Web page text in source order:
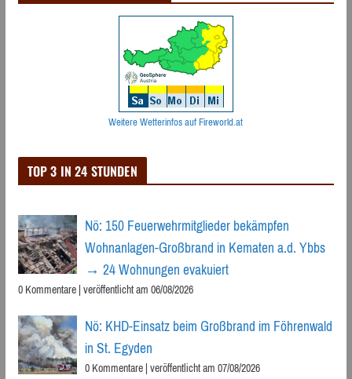
Weitere Wetterinfos auf Fireworld.at
TOP 3 IN 24 STUNDEN
Nö: 150 Feuerwehrmitglieder bekämpfen
Wohnanlagen-Großbrand in Kematen a.d. Ybbs
→ 24 Wohnungen evakuiert
0 Kommentare|veröffentlicht am 06/08/2026
Nö: KHD-Einsatz beim Großbrand im Föhrenwald
in St. Egyden
0 Kommentare|veröffentlicht am 07/08/2026